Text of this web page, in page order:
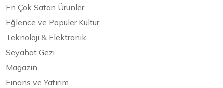
En Çok Satan Ürünler
Eğlence ve Popüler Kültür
Teknoloji & Elektronik
Seyahat Gezi
Magazin
Finans ve Yatırım